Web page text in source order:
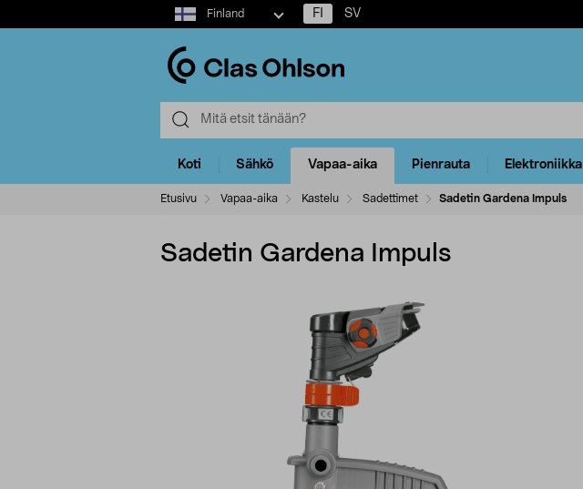
Select
market
Finland FI SV
Koti Sähkö Vapaa-aika Pienrauta Elektroniikka
Etusivu Vapaa-aika Kastelu Sadettimet Sadetin Gardena Impuls
Sadetin Gardena Impuls